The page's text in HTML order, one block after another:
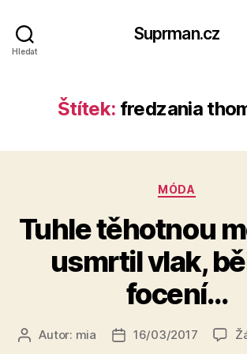
Hledat
Suprman.cz
Štítek: fredzania
Rubriky
MÓDA
Tuhle těhotnou
usmrtil vlak,
focení…
AutorAutor: mia
Datum
16/03/2017